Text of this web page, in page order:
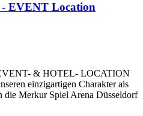
EVENT Location
& HOTEL- LOCATION
einzigartigen Charakter als
Merkur Spiel Arena Düsseldorf